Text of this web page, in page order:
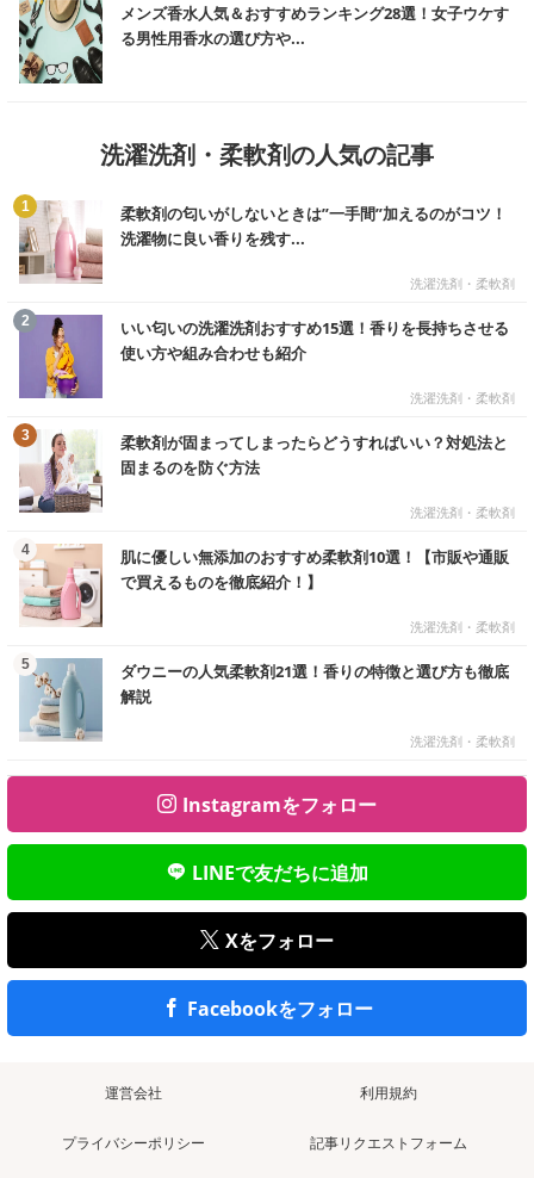
メンズ香水人気＆おすすめランキング28選！女子ウケす
る男性用香水の選び方や...
洗濯洗剤・柔軟剤の人気の記事
柔軟剤の匂いがしないときは”一手間”加えるのがコツ！
洗濯物に良い香りを残す...
洗濯洗剤・柔軟剤
1
いい匂いの洗濯洗剤おすすめ15選！香りを長持ちさせる
使い方や組み合わせも紹介
洗濯洗剤・柔軟剤
2
柔軟剤が固まってしまったらどうすればいい？対処法と
固まるのを防ぐ方法
洗濯洗剤・柔軟剤
3
肌に優しい無添加のおすすめ柔軟剤10選！【市販や通販
で買えるものを徹底紹介！】
洗濯洗剤・柔軟剤
4
ダウニーの人気柔軟剤21選！香りの特徴と選び方も徹底
解説
洗濯洗剤・柔軟剤
5
Instagramをフォロー
LINEで友だちに追加
Xをフォロー
Facebookをフォロー
運営会社 利用規約
プライバシーポリシー 記事リクエストフォーム